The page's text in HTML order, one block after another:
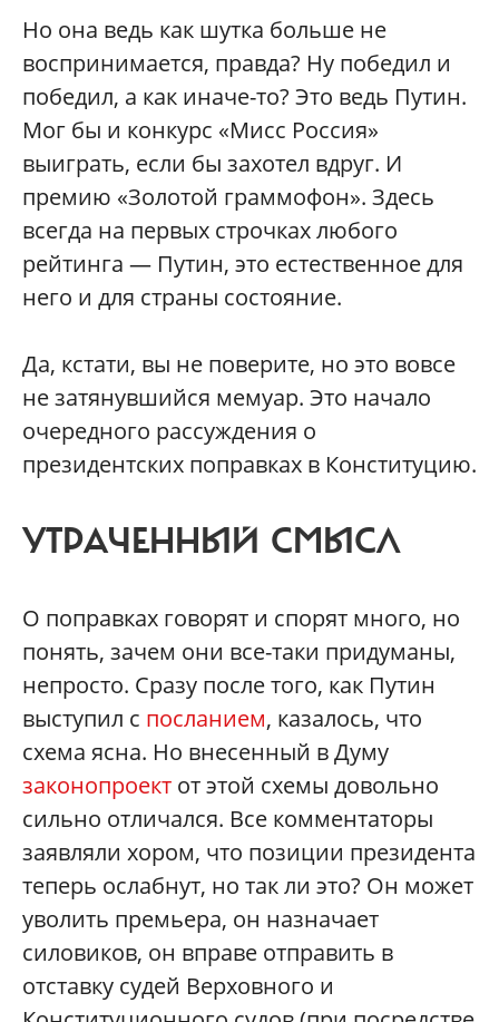
Но она ведь как шутка больше не
воспринимается, правда? Ну победил и
победил, а как иначе-то? Это ведь Путин.
Мог бы и конкурс «Мисс Россия»
выиграть, если бы захотел вдруг. И
премию «Золотой граммофон». Здесь
всегда на первых строчках любого
рейтинга — Путин, это естественное для
него и для страны состояние.
Да, кстати, вы не поверите, но это вовсе
не затянувшийся мемуар. Это начало
очередного рассуждения о
президентских поправках в Конституцию.
УТРАЧЕННЫЙ СМЫСЛ
О поправках говорят и спорят много, но
понять, зачем они все-таки придуманы,
непросто. Сразу после того, как Путин
выступил с посланием, казалось, что
схема ясна. Но внесенный в Думу
законопроект от этой схемы довольно
сильно отличался. Все комментаторы
заявляли хором, что позиции президента
теперь ослабнут, но так ли это? Он может
уволить премьера, он назначает
силовиков, он вправе отправить в
отставку судей Верховного и